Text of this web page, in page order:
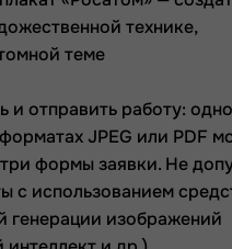
технике,
теме
и отправить работу: одно
JPEG или PDF
формы заявки. Не
с использованием
генерации изображений